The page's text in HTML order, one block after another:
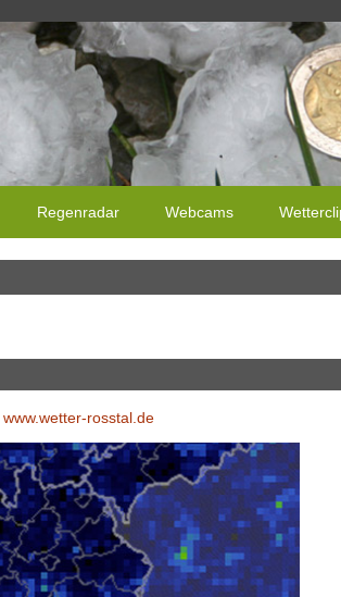
Regenradar Webcams
www.wetter-rosstal.de